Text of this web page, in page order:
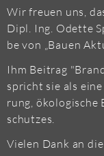
Wir freu­en uns,
Dipl. Ing. Odet­te
be von „Bauen
Ihm Bei­trag
spricht sie als
rung, öko­lo­gi­sche
schut­zes.
Vie­len Dank an